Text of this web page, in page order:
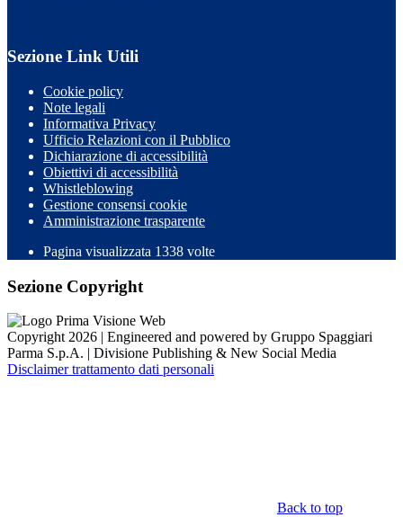
Sezione Link Utili
Cookie policy
Note legali
Informativa Privacy
Ufficio Relazioni con il Pubblico
Dichiarazione di accessibilità
Obiettivi di accessibilità
Whistleblowing
Gestione consensi cookie
Amministrazione trasparente
Pagina visualizzata 1338 volte
Sezione Copyright
Copyright 2026 | Engineered and powered by Gruppo Spaggiari
Parma S.p.A. | Divisione Publishing & New Social Media
Disclaimer trattamento dati personali
Back to top